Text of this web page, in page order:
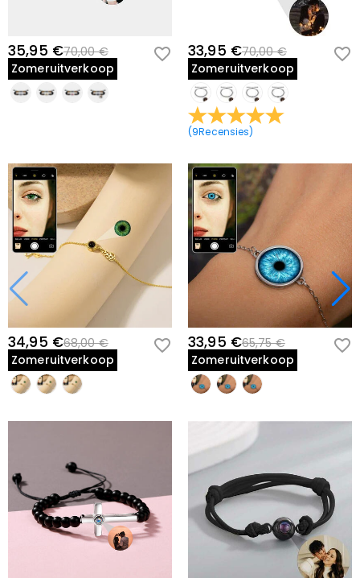
35,95 €70,00 €
Zomeruitverkoop
33,95 €70,00 €
Zomeruitverkoop
(9Recensies)
34,95 €68,00 €
Zomeruitverkoop
33,95 €65,75 €
Zomeruitverkoop